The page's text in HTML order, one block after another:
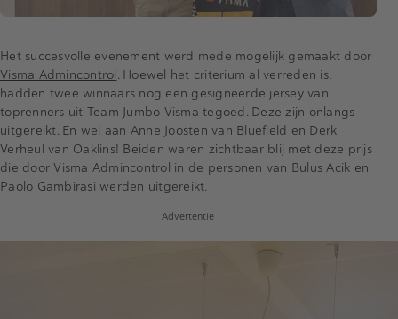
Het succesvolle evenement werd mede mogelijk gemaakt door
Visma Admincontrol . Hoewel het criterium al verreden is,
hadden twee winnaars nog een gesigneerde jersey van
toprenners uit Team Jumbo Visma tegoed. Deze zijn onlangs
uitgereikt. En wel aan Anne Joosten van Bluefield en Derk
Verheul van Oaklins! Beiden waren zichtbaar blij met deze prijs
die door Visma Admincontrol in de personen van Bulus Acik en
Paolo Gambirasi werden uitgereikt.
Advertentie